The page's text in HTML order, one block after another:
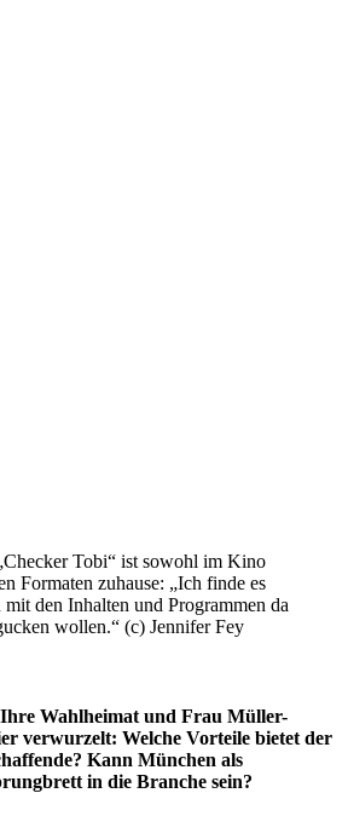
Tobi“ ist sowohl im Kino
Formaten zuhause: „Ich finde es
den Inhalten und Programmen da
wollen.“ (c) Jennifer Fey
Wahlheimat und Frau Müller-
verwurzelt: Welche Vorteile bietet der
Kann München als
in die Branche sein?